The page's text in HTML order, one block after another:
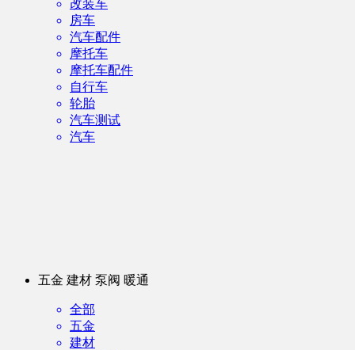
改装车
房车
汽车配件
摩托车
摩托车配件
自行车
轮胎
汽车测试
汽车
五金 建材 泵阀 暖通
全部
五金
建材